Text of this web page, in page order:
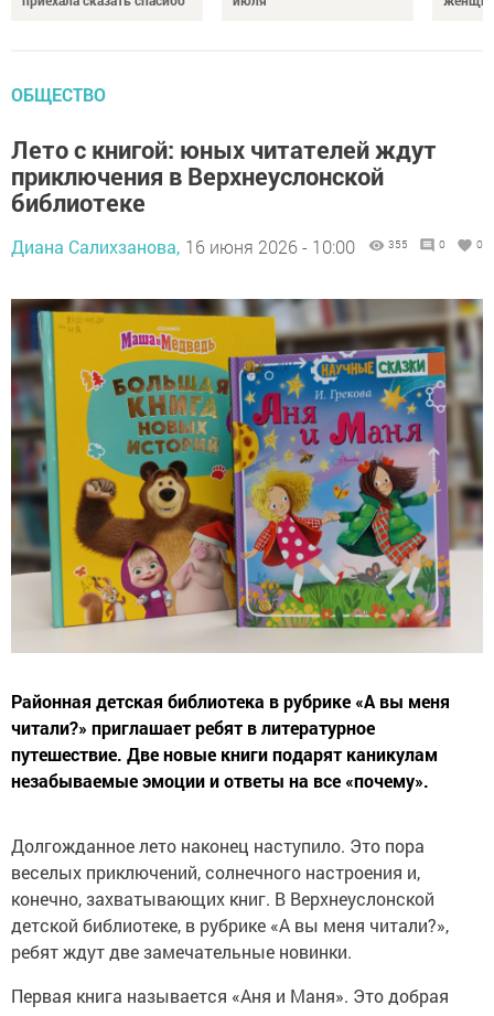
ОБЩЕСТВО
Лето с книгой: юных читателей ждут
приключения в Верхнеуслонской
библиотеке
Диана Салихзанова, 16 июня 2026 - 10:00 355 0 0
Районная детская библиотека в рубрике «А вы меня
читали?» приглашает ребят в литературное
путешествие. Две новые книги подарят каникулам
незабываемые эмоции и ответы на все «почему».
Долгожданное лето наконец наступило. Это пора
веселых приключений, солнечного настроения и,
конечно, захватывающих книг. В Верхнеуслонской
детской библиотеке, в рубрике «А вы меня читали?»,
ребят ждут две замечательные новинки.
Первая книга называется «Аня и Маня». Это добрая